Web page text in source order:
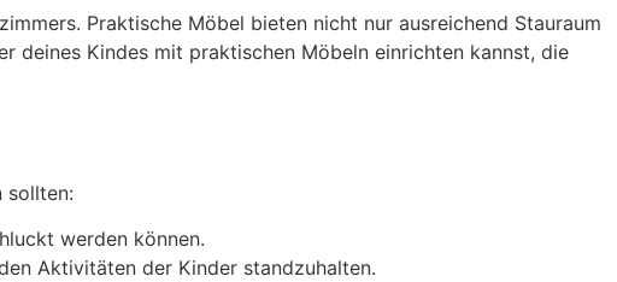
Praktische Möbel bieten nicht nur ausreichend Stauraum
deines Kindes mit praktischen Möbeln einrichten kannst, die
sollten:
werden können.
Aktivitäten der Kinder standzuhalten.